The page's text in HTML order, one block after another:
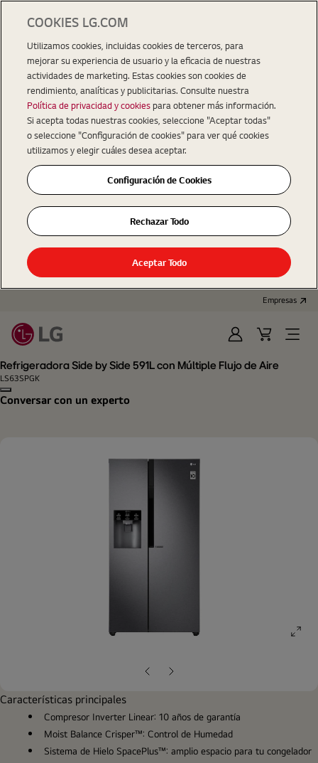
Empresas
Iniciar
Sesión
Cart
Open
Refrigeradora Side by Side 591L con Múltiple Flujo de Aire
LS63SPGK
Copy model name
Conversar con un experto
Diapositiva
Siguiente
Características principales
Compresor Inverter Linear: 10 años de garantía
Moist Balance Crisper™: Control de Humedad
Sistema de Hielo SpacePlus™: amplio espacio para tu congelador
COOKIES LG.COM
Utilizamos cookies, incluidas cookies de terceros, para
mejorar su experiencia de usuario y la eficacia de nuestras
actividades de marketing. Estas cookies son cookies de
rendimiento, analíticas y publicitarias. Consulte nuestra
Política de privacidad y cookiespara obtener más información.
Si acepta todas nuestras cookies, seleccione "Aceptar todas"
o seleccione "Configuración de cookies" para ver qué cookies
utilizamos y elegir cuáles desea aceptar.
Configuración de Cookies
Rechazar Todo
Aceptar Todo